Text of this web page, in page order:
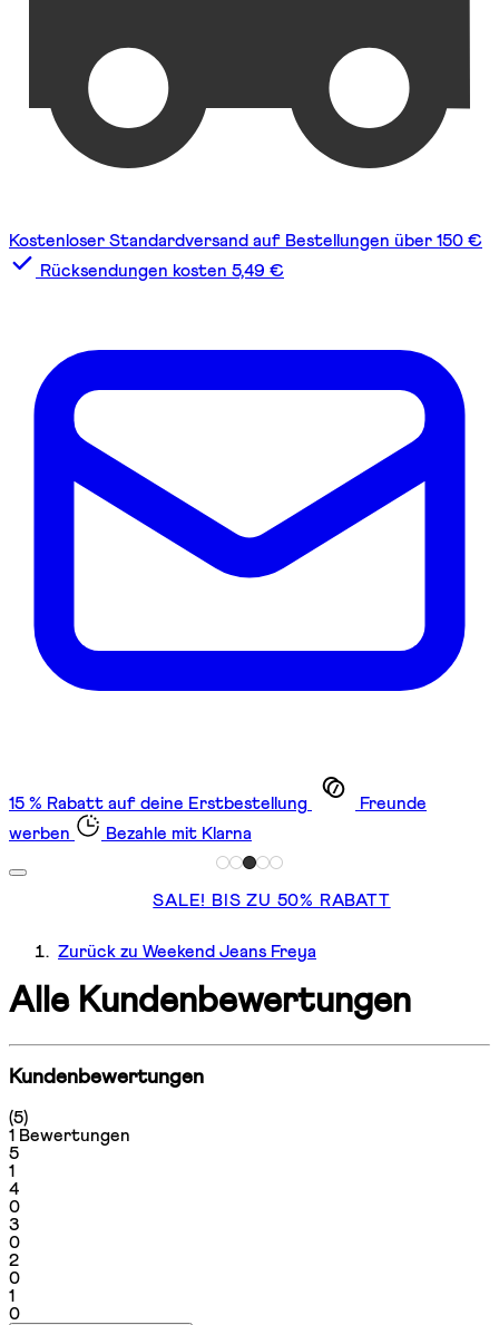
Kostenloser Standardversand auf Bestellungen über 150 €
Rücksendungen kosten 5,49 €
15 % Rabatt auf deine Erstbestellung
Freunde
werben
Bezahle mit Klarna
SALE! BIS ZU 50% RABATT
Zurück zu Weekend Jeans Freya
Alle Kundenbewertungen
Kundenbewertungen
5 Sterne von maximal 5
(5)
1 Bewertungen
51 Sterne von maximal 1
1
41 Sterne von maximal 1
0
3
0
21 Sterne von maximal 1
0
11 Sterne von maximal 1
0